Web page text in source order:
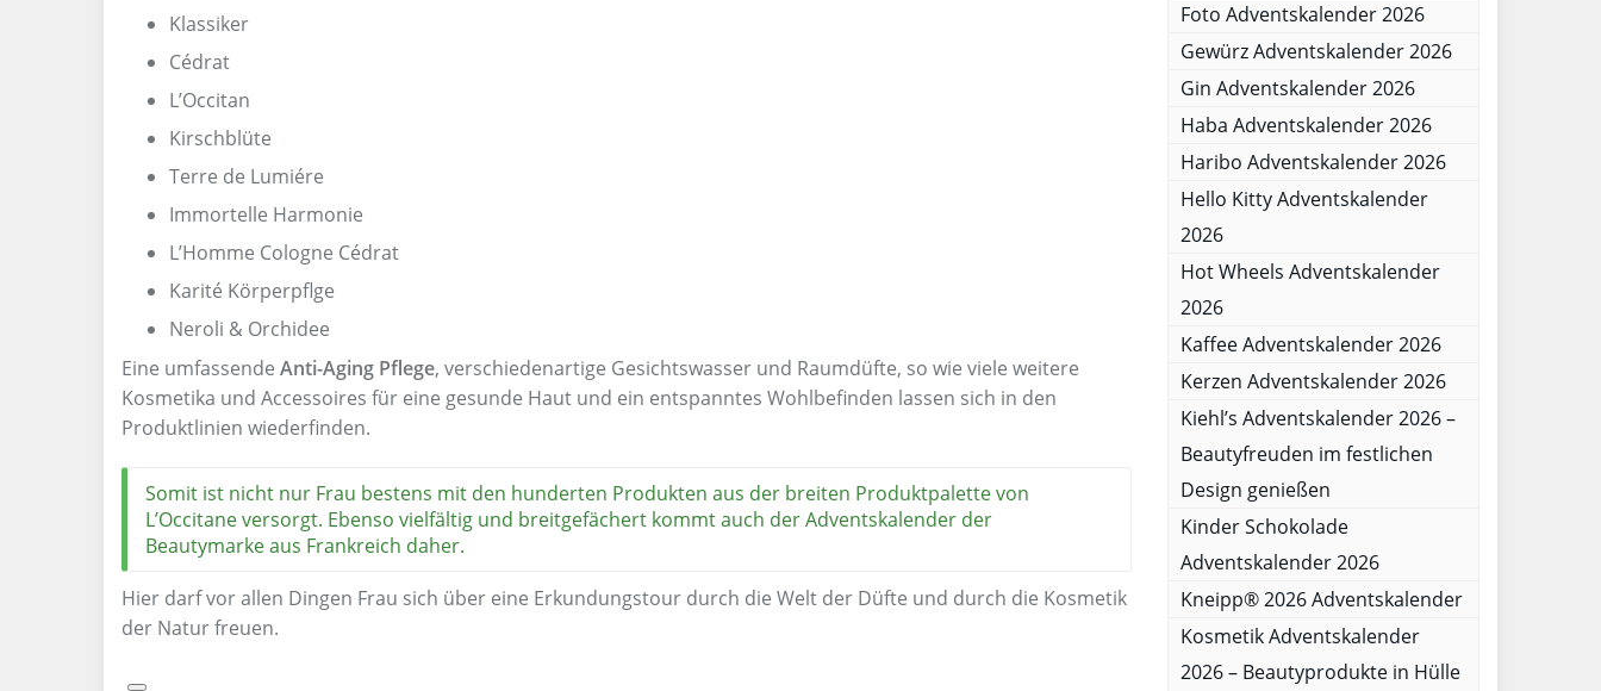
Klassiker
Cédrat
L’Occitan
Kirschblüte
Terre de Lumiére
Immortelle Harmonie
L’Homme Cologne Cédrat
Karité Körperpflge
Neroli & Orchidee
Eine umfassende Anti-Aging Pflege, verschiedenartige Gesichtswasser und Raumdüfte, so wie viele weitere
Kosmetika und Accessoires für eine gesunde Haut und ein entspanntes Wohlbefinden lassen sich in den
Produktlinien wiederfinden.
Somit ist nicht nur Frau bestens mit den hunderten Produkten aus der breiten Produktpalette von
L’Occitane versorgt. Ebenso vielfältig und breitgefächert kommt auch der Adventskalender der
Beautymarke aus Frankreich daher.
Hier darf vor allen Dingen Frau sich über eine Erkundungstour durch die Welt der Düfte und durch die Kosmetik
der Natur freuen.
Foto Adventskalender 2026
Gewürz Adventskalender 2026
Gin Adventskalender 2026
Haba Adventskalender 2026
Haribo Adventskalender 2026
Hello Kitty Adventskalender
2026
Hot Wheels Adventskalender
2026
Kaffee Adventskalender 2026
Kerzen Adventskalender 2026
Kiehl’s Adventskalender 2026 –
Beautyfreuden im festlichen
Design genießen
Kinder Schokolade
Adventskalender 2026
Kneipp® 2026 Adventskalender
Kosmetik Adventskalender
2026 – Beautyprodukte in Hülle